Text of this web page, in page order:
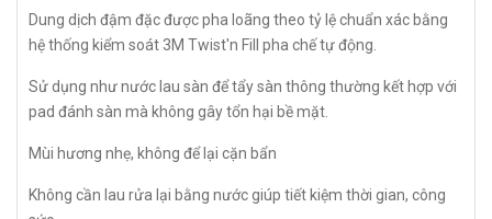
Dung dịch đậm đặc được pha loãng theo tỷ lệ chuẩn xác bằng
hệ thống kiểm soát 3M Twist'n Fill pha chế tự động.
Sử dụng như nước lau sàn để tẩy sàn thông thường kết hợp với
pad đánh sàn mà không gây tổn hại bề mặt.
Mùi hương nhẹ, không để lại cặn bẩn
Không cần lau rửa lại bằng nước giúp tiết kiệm thời gian, công